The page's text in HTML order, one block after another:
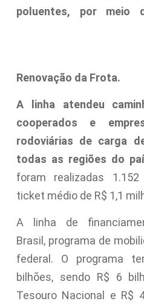
poluentes, por meio
Renovação da Frota.
A linha atendeu
cooperados e
rodoviárias de carga
todas as regiões do
foram realizadas
ticket médio de R$ 1,1
A linha de
Brasil, programa de
federal. O programa
bilhões, sendo R$ 6
Tesouro Nacional e R$